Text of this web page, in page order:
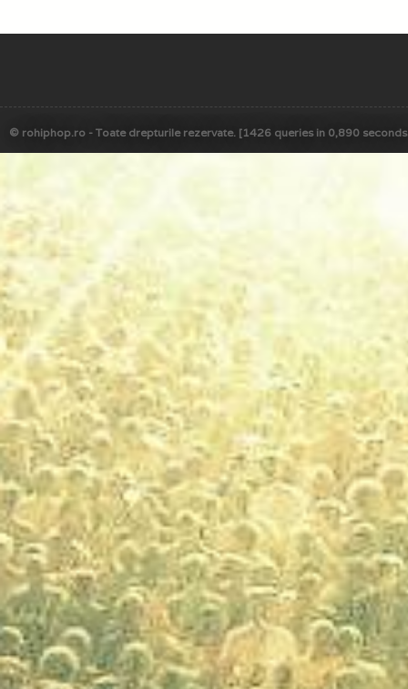
© rohiphop.ro - Toate drepturile rezervate. [1426 queries in 0,890